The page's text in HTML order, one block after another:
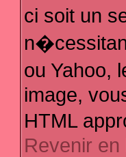
ci soit un
ou Yahoo,
image,
HTML
Revenir